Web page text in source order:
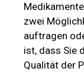
zwei
auftragen
ist, dass Sie
Qualität der